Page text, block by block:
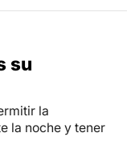
su
la
la noche y tener